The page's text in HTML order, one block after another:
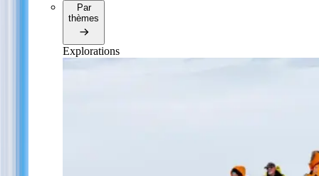
Par
thèmes
Explorations